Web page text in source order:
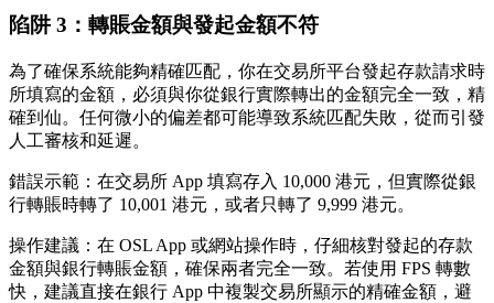
陷阱 3：轉賬金額與發起金額不符
為了確保系統能夠精確匹配，你在交易所平台發起存款請求時
所填寫的金額，必須與你從銀行實際轉出的金額完全一致，精
確到仙。任何微小的偏差都可能導致系統匹配失敗，從而引發
人工審核和延遲。
錯誤示範 ：在交易所 App 填寫存入 10,000 港元，但實際從銀
行轉賬時轉了 10,001 港元，或者只轉了 9,999 港元。
操作建議 ：在 OSL App 或網站操作時，仔細核對發起的存款
金額與銀行轉賬金額，確保兩者完全一致。若使用 FPS 轉數
快，建議直接在銀行 App 中複製交易所顯示的精確金額，避